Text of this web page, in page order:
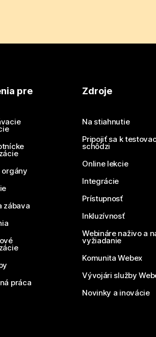
pre
zábava
práca
Zdroje
Na stiahnutie
Pripojiť sa k
schôdzi
Online lekcie
Integrácie
Prístupnosť
Inkluzívnosť
Webináre naživo a
vyžiadanie
Komunita Webex
Vývojári služby
Novinky a inovácie